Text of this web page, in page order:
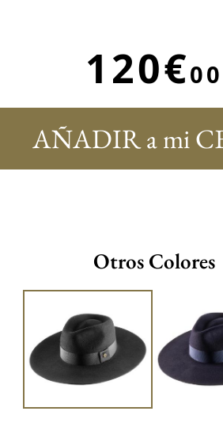
120€00
AÑADIR a mi
Otros Colores